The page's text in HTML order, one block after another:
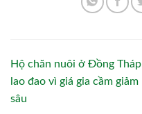
Hộ chăn nuôi ở Đồng Tháp
lao đao vì giá gia cầm giảm
sâu